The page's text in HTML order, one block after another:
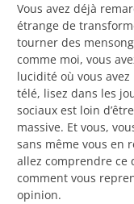
Vous avez déjà
étrange de
tourner des
comme moi, vous
lucidité où vous
télé, lisez dans les
sociaux est loin
massive. Et vous,
sans même vous en
allez comprendre ce
comment vous
opinion.